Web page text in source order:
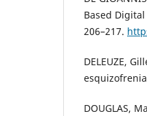
Based
206–217.
DELEUZE,
DOUGLAS,